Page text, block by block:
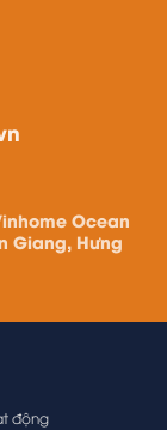
Ocean
Giang, Hưng
động